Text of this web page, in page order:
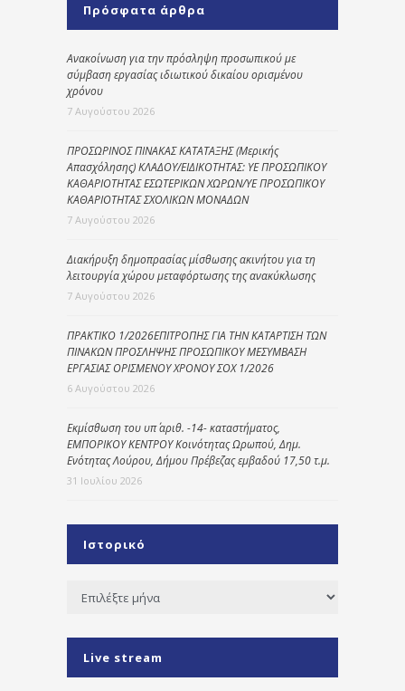
Πρόσφατα άρθρα
Ανακοίνωση για την πρόσληψη προσωπικού με
σύμβαση εργασίας ιδιωτικού δικαίου ορισμένου
χρόνου
7 Αυγούστου 2026
ΠΡΟΣΩΡΙΝΟΣ ΠΙΝΑΚΑΣ ΚΑΤΑΤΑΞΗΣ (Μερικής
Απασχόλησης) ΚΛΑΔΟΥ/ΕΙΔΙΚΟΤΗΤΑΣ: ΥΕ ΠΡΟΣΩΠΙΚΟΥ
ΚΑΘΑΡΙΟΤΗΤΑΣ ΕΣΩΤΕΡΙΚΩΝ ΧΩΡΩΝ/ΥΕ ΠΡΟΣΩΠΙΚΟΥ
ΚΑΘΑΡΙΟΤΗΤΑΣ ΣΧΟΛΙΚΩΝ ΜΟΝΑΔΩΝ
7 Αυγούστου 2026
Διακήρυξη δημοπρασίας μίσθωσης ακινήτου για τη
λειτουργία χώρου μεταφόρτωσης της ανακύκλωσης
7 Αυγούστου 2026
ΠΡΑΚΤΙΚΟ 1/2026ΕΠΙΤΡΟΠΗΣ ΓΙΑ ΤΗΝ ΚΑΤΑΡΤΙΣΗ ΤΩΝ
ΠΙΝΑΚΩΝ ΠΡΟΣΛΗΨΗΣ ΠΡΟΣΩΠΙΚΟΥ ΜΕΣΥΜΒΑΣΗ
ΕΡΓΑΣΙΑΣ ΟΡΙΣΜΕΝΟΥ ΧΡΟΝΟΥ ΣΟΧ 1/2026
6 Αυγούστου 2026
Εκμίσθωση του υπ΄ αριθ. -14- καταστήματος,
ΕΜΠΟΡΙΚΟΥ ΚΕΝΤΡΟΥ Κοινότητας Ωρωπού, Δημ.
Ενότητας Λούρου, Δήμου Πρέβεζας εμβαδού 17,50 τ.μ.
31 Ιουλίου 2026
Ιστορικό
Ιστορικό
Live stream